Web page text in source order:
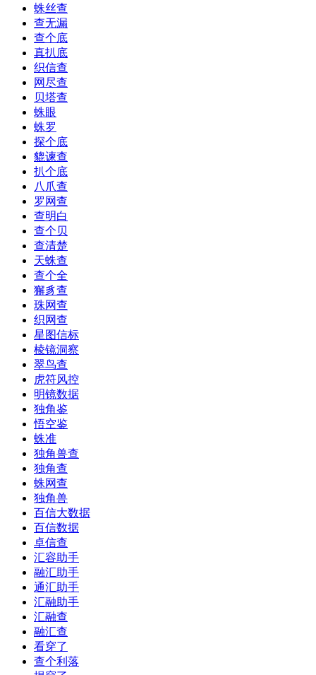
蛛丝查
查无漏
查个底
真扒底
织信查
网尽查
贝塔查
蛛眼
蛛罗
探个底
貔谏查
扒个底
八爪查
罗网查
查明白
查个贝
查清楚
天蛛查
查个全
獬豸查
珠网查
织网查
星图信标
棱镜洞察
翠鸟查
虎符风控
明镜数据
独角鉴
悟空鉴
蛛准
独角兽查
独角查
蛛网查
独角兽
百信大数据
百信数据
卓信查
汇容助手
融汇助手
通汇助手
汇融助手
汇融查
融汇查
看穿了
查个利落